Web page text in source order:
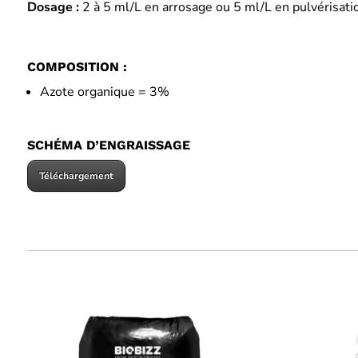
Dosage :2 à 5 ml/L en arrosage ou 5 ml/L en
COMPOSITION :
Azote organique = 3%
SCHÉMA D’ENGRAISSAGE
Téléchargement